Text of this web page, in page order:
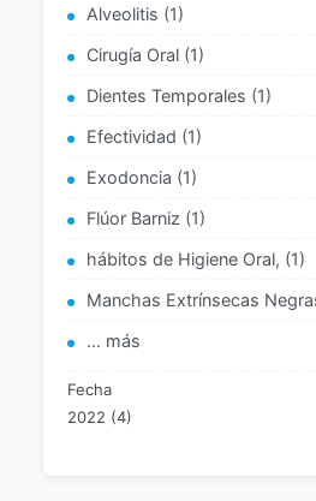
Alveolitis (1)
Cirugía Oral (1)
Dientes Temporales (1)
Efectividad (1)
Exodoncia (1)
Flúor Barniz (1)
hábitos de Higiene Oral, (1)
Manchas Extrínsecas
... más
Fecha
2022 (4)